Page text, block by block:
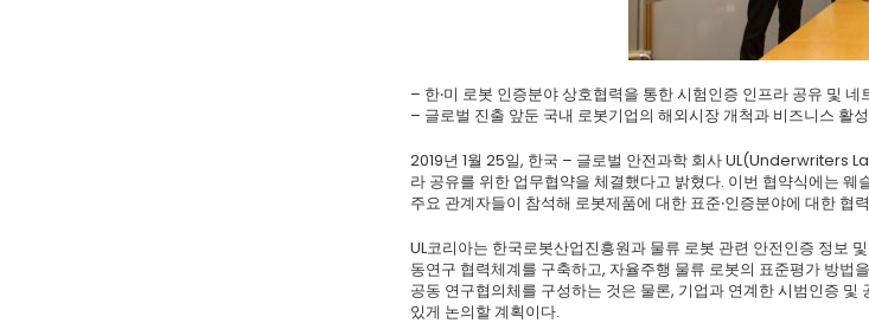
– 한‧미 로봇 인증분야 상호협력을 통한 시험인증 인프라 공유 및 네
– 글로벌 진출 앞둔 국내 로봇기업의 해외시장 개척과 비즈니스 활
2019년 1월 25일, 한국 – 글로벌 안전과학 회사 UL(Underwriters
라 공유를 위한 업무협약을 체결했다고 밝혔다. 이번 협약식에는
주요 관계자들이 참석해 로봇제품에 대한 표준‧인증분야에 대한 협
UL코리아는 한국로봇산업진흥원과 물류 로봇 관련 안전인증 정보
동연구 협력체계를 구축하고, 자율주행 물류 로봇의 표준평가 방
공동 연구협의체를 구성하는 것은 물론, 기업과 연계한 시범인증
있게 논의할 계획이다.